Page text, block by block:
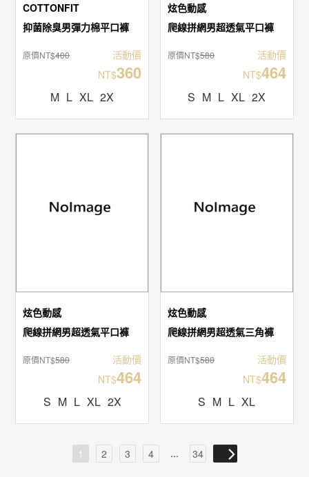
COTTONFIT
抑菌除臭男彈力棉平口褲
原價NT$400
活動價
NT$360
M L XL 2X
炫色動感
爬線拼網男超透氣平口褲
原價NT$580
活動價
NT$464
S M L XL 2X
炫色動感
爬線拼網男超透氣平口褲
原價NT$580
活動價
NT$464
S M L XL 2X
炫色動感
爬線拼網男超透氣三角褲
原價NT$580
活動價
NT$464
S M L XL
1 2 3 4 ... 34